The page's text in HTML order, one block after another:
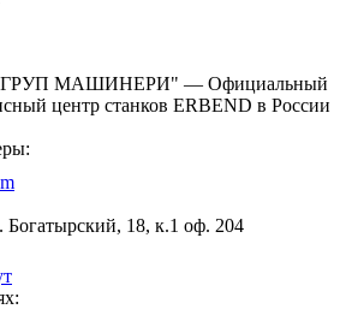
ГРУП МАШИНЕРИ" — Официальный
центр станков ERBEND в России
Богатырский, 18, к.1 оф. 204